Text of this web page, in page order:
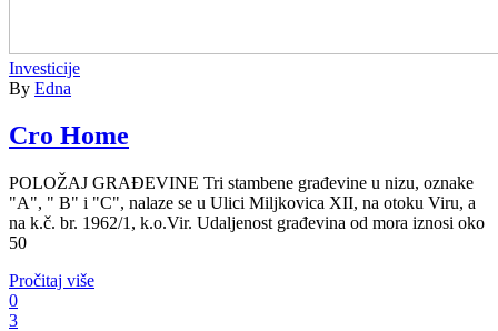
Investicije
By Edna
Cro Home
POLOŽAJ GRAĐEVINE Tri stambene građevine u nizu, oznake
"A", " B" i "C", nalaze se u Ulici Miljkovica XII, na otoku Viru, a
na k.č. br. 1962/1, k.o.Vir. Udaljenost građevina od mora iznosi oko
50
Pročitaj više
0
3